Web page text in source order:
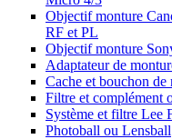
Objectif monture
RF et PL
Objectif monture
Adaptateur de
Cache et bouchon de
Filtre et complément
Système et filtre Lee
Photoball ou Lensball